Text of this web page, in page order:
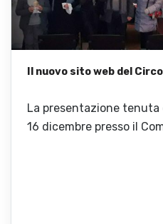
Il nuovo sito web del
La presentazione tenuta
16 dicembre presso il